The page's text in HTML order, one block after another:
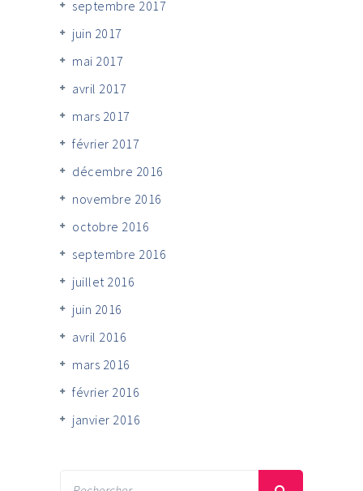
septembre 2017
juin 2017
mai 2017
avril 2017
mars 2017
février 2017
décembre 2016
novembre 2016
octobre 2016
septembre 2016
juillet 2016
juin 2016
avril 2016
mars 2016
février 2016
janvier 2016